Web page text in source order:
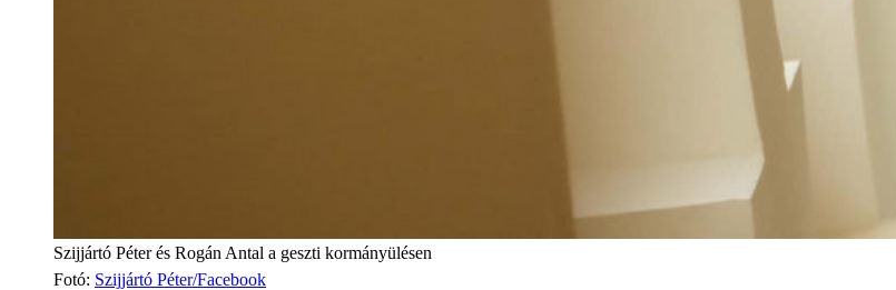
Szijjártó Péter és Rogán Antal a geszti kormányülésen
Fotó: Szijjártó Péter/Facebook